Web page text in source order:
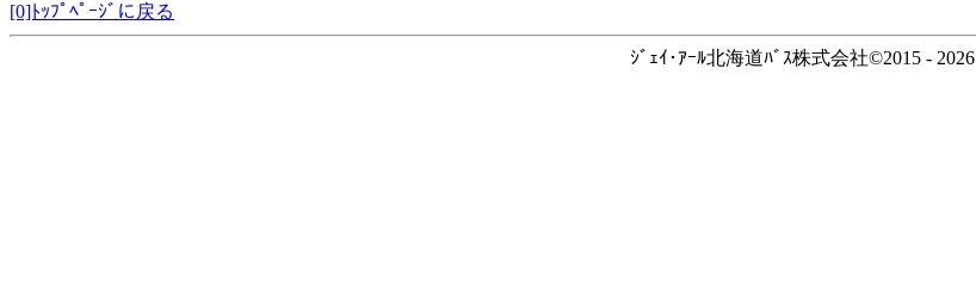
[0]ﾄｯﾌﾟﾍﾟｰｼﾞに戻る
ｼﾞｪｲ･ｱｰﾙ北海道ﾊﾞｽ株式会社©2015 - 2026